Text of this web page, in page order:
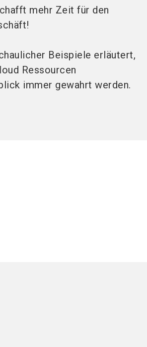
mehr Zeit für den
Beispiele erläutert,
Ressourcen
immer gewahrt werden.